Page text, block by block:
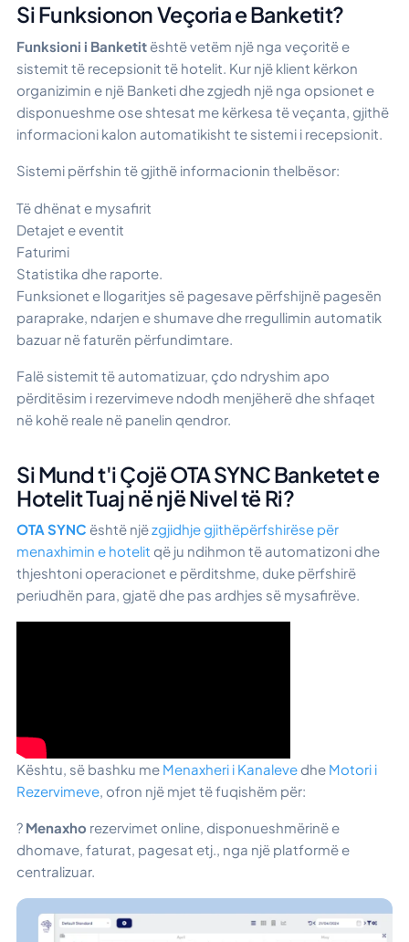
Si Funksionon Veçoria e Banketit?
Funksioni i Banketit është vetëm një nga veçoritë e
sistemit të recepsionit të hotelit. Kur një klient kërkon
organizimin e një Banketi dhe zgjedh një nga opsionet e
disponueshme ose shtesat me kërkesa të veçanta, gjithë
informacioni kalon automatikisht te sistemi i recepsionit.
Sistemi përfshin të gjithë informacionin thelbësor:
Të dhënat e mysafirit
Detajet e eventit
Faturimi
Statistika dhe raporte.
Funksionet e llogaritjes së pagesave përfshijnë pagesën
paraprake, ndarjen e shumave dhe rregullimin automatik
bazuar në faturën përfundimtare.
Falë sistemit të automatizuar, çdo ndryshim apo
përditësim i rezervimeve ndodh menjëherë dhe shfaqet
në kohë reale në panelin qendror.
Si Mund t'i Çojë OTA SYNC Banketet e
Hotelit Tuaj në një Nivel të Ri?
OTA SYNC është njëzgjidhje gjithëpërfshirëse për
menaxhimin e hotelit që ju ndihmon të automatizoni dhe
thjeshtoni operacionet e përditshme, duke përfshirë
periudhën para, gjatë dhe pas ardhjes së mysafirëve.
Kështu, së bashku me Menaxheri i Kanaleve dhe Motori i
Rezervimeve , ofron një mjet të fuqishëm për:
? Menaxho rezervimet online, disponueshmërinë e
dhomave, faturat, pagesat etj., nga një platformë e
centralizuar.